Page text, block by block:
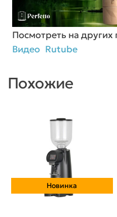
Посмотреть на
Видео Rutube
Похожие
Новинка